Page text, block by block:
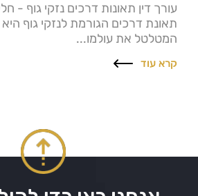
עורך דין תאונות דרכים נזקי גוף -
תאונת דרכים הגורמת לנזקי גוף
המטלטל את עולמו...
קרא עוד